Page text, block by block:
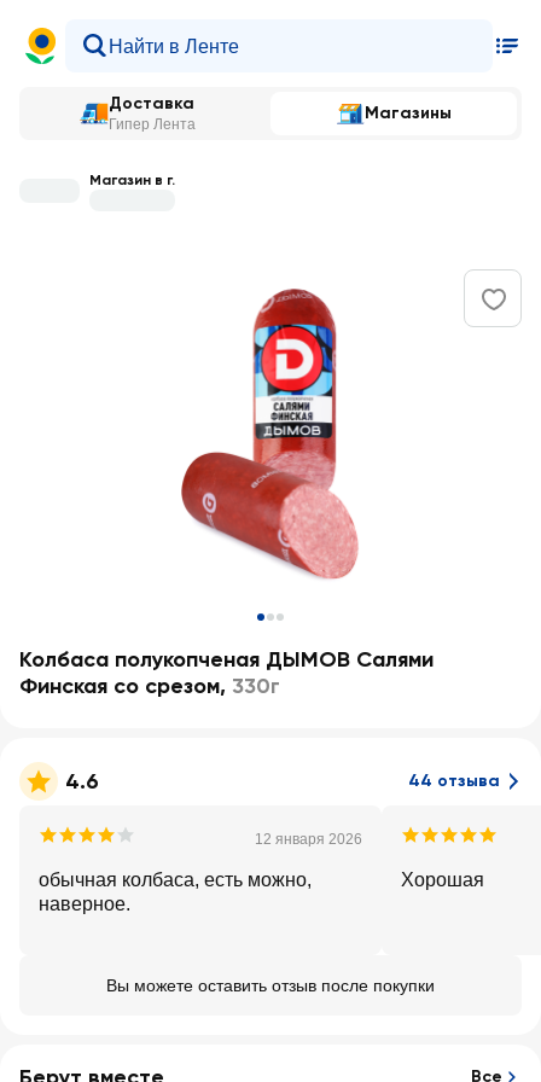
Доставка
Гипер Лента
Магазины
Магазин в г.
Колбаса полукопченая ДЫМОВ Салями
Финская со срезом, 330г
4.6 44 отзыва
12 января 2026
обычная колбаса, есть можно,
наверное.
Хорошая
Вы можете оставить отзыв после покупки
Все